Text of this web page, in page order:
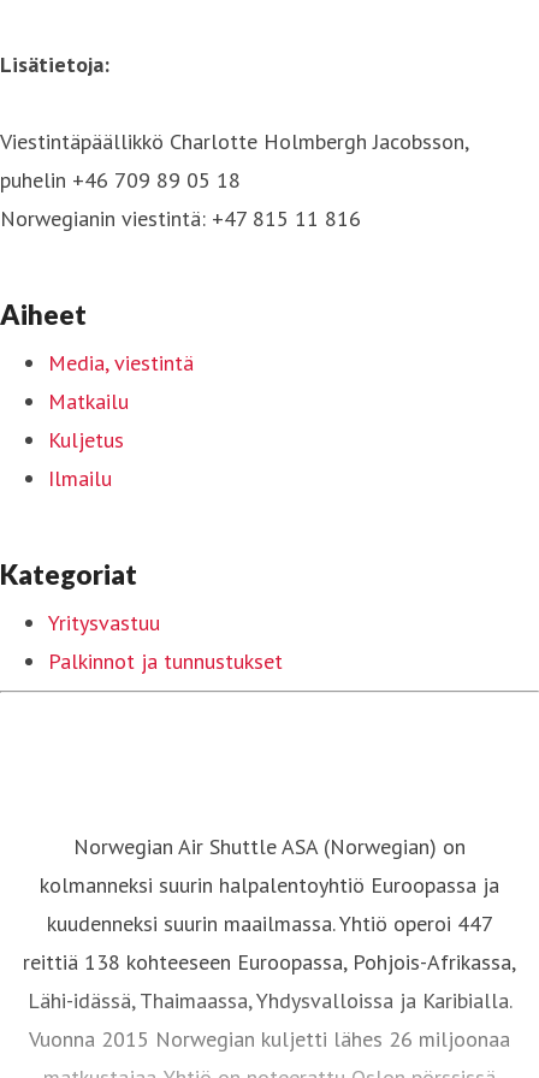
Lisätietoja:
Viestintäpäällikkö Charlotte Holmbergh Jacobsson,
puhelin +46 709 89 05 18
Norwegianin viestintä: +47 815 11 816
Aiheet
Media, viestintä
Matkailu
Kuljetus
Ilmailu
Kategoriat
Yritysvastuu
Palkinnot ja tunnustukset
Norwegian Air Shuttle ASA (Norwegian) on
kolmanneksi suurin halpalentoyhtiö Euroopassa ja
kuudenneksi suurin maailmassa. Yhtiö operoi 447
reittiä 138 kohteeseen Euroopassa, Pohjois-Afrikassa,
Lähi-idässä, Thaimaassa, Yhdysvalloissa ja Karibialla.
Vuonna 2015 Norwegian kuljetti lähes 26 miljoonaa